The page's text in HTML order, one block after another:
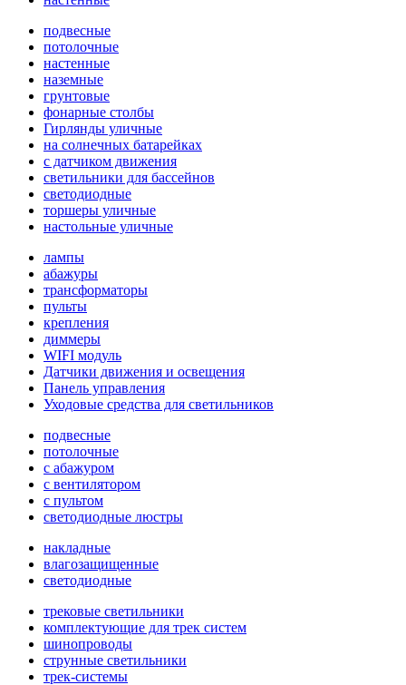
подвесные
потолочные
настенные
наземные
грунтовые
фонарные столбы
Гирлянды уличные
на солнечных батарейках
с датчиком движения
светильники для бассейнов
светодиодные
торшеры уличные
настольные уличные
лампы
абажуры
трансформаторы
пульты
крепления
диммеры
WIFI модуль
Датчики движения и освещения
Панель управления
Уходовые средства для светильников
подвесные
потолочные
с абажуром
с вентилятором
с пультом
светодиодные люстры
накладные
влагозащищенные
светодиодные
трековые светильники
комплектующие для трек систем
шинопроводы
струнные светильники
трек-системы